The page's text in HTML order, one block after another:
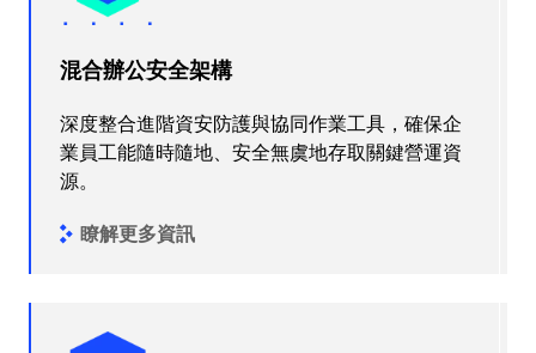
混合辦公安全架構
深度整合進階資安防護與協同作業工具，確保企
業員工能隨時隨地、安全無虞地存取關鍵營運資
源。
瞭解更多資訊